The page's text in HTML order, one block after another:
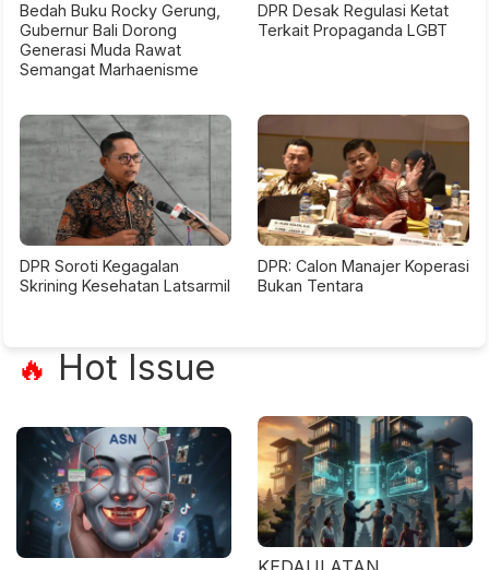
Bedah Buku Rocky Gerung,
Gubernur Bali Dorong
Generasi Muda Rawat
Semangat Marhaenisme
DPR Desak Regulasi Ketat
Terkait Propaganda LGBT
DPR Soroti Kegagalan
Skrining Kesehatan Latsarmil
DPR: Calon Manajer Koperasi
Bukan Tentara
🔥 Hot Issue